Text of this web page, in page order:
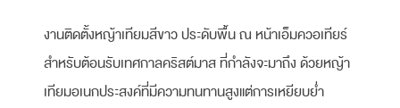
งานติดตั้งหญ้าเทียมสีขาว ประดับพื้น ณ หน้าเอ็มควอเทียร์
สำหรับต้อนรับเทศกาลคริสต์มาส ที่กำลังจะมาถึง ด้วยหญ้า
เทียมอเนกประสงค์ที่มีความทนทานสูงแต่การเหยียบย่ำ